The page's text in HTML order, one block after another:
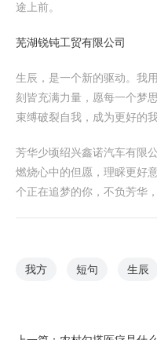
途上前。
芜湖锐钝工贸有限公司
生辰，是一个新的驱动。我
刻皆充满力量，愿每一个梦
束缚破裂自我，成为更好的我
芳华少顷绍兴鑫诺汽车有限
燃烧心中的但愿，理睬更好
个正在追梦的你，不负芳华
我方 短句 生辰